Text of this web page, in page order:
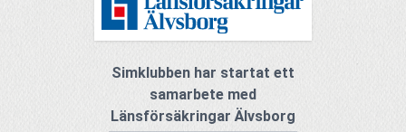
Simklubben har startat ett
samarbete med
Länsförsäkringar Älvsborg